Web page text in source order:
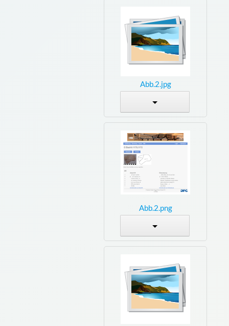
Abb.2.jpg
Abb.2.png